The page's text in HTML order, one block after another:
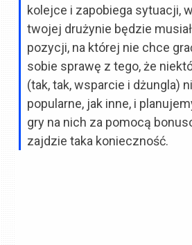
kolejce i zapobiega sytuacji,
twojej drużynie będzie
pozycji, na której nie chce
sobie sprawę z tego, że
(tak, tak, wsparcie i dżungla)
popularne, jak inne, i
gry na nich za pomocą
zajdzie taka konieczność.